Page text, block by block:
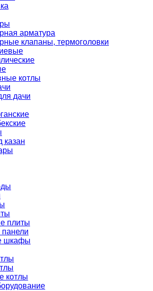
арматура
клапаны, термоголовки
котлы
дачи
казан
плиты
панели
шкафы
котлы